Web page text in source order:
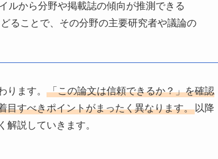
ルから分野や掲載誌の傾向が推測できる
ることで、その分野の主要研究者や議論の
ります。
「この論文は信頼できるか？」を確認
目すべきポイントがまったく異なります。 以降
説していきます。